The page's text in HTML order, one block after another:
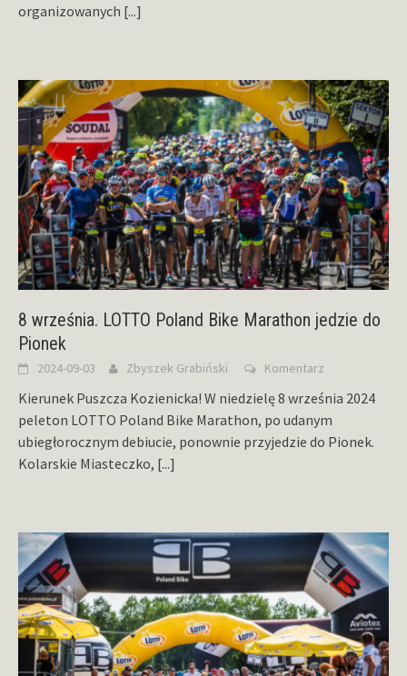
organizowanych [...]
8 września. LOTTO Poland Bike Marathon jedzie do
Pionek
2024-09-03 Zbyszek Grabiński Komentarz
Kierunek Puszcza Kozienicka! W niedzielę 8 września 2024
peleton LOTTO Poland Bike Marathon, po udanym
ubiegłorocznym debiucie, ponownie przyjedzie do Pionek.
Kolarskie Miasteczko, [...]